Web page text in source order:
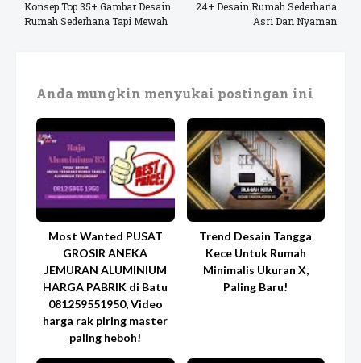
24+ Desain Rumah Sederhana
Asri Dan Nyaman
Konsep Top 35+ Gambar Desain
Rumah Sederhana Tapi Mewah
Anda mungkin menyukai postingan ini
Most Wanted PUSAT
GROSIR ANEKA
JEMURAN ALUMINIUM
HARGA PABRIK di Batu
081259551950, Video
harga rak piring master
paling heboh!
Trend Desain Tangga
Kece Untuk Rumah
Minimalis Ukuran X,
Paling Baru!